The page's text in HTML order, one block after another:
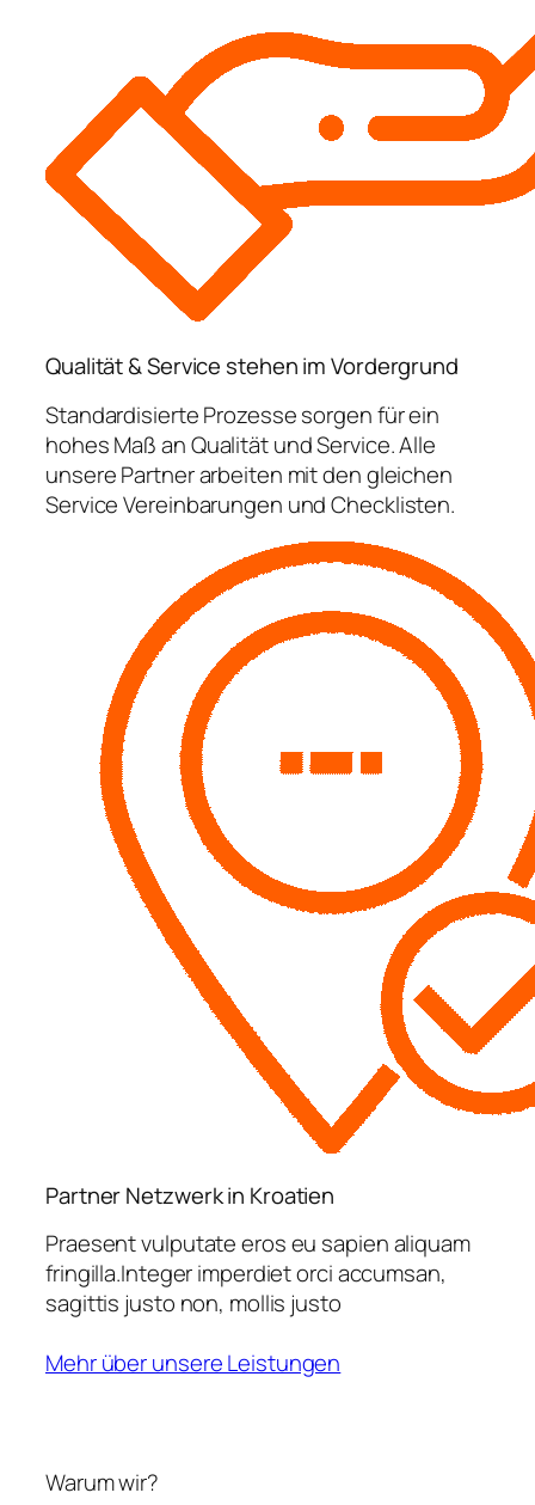
Qualität & Service stehen im Vordergrund
Standardisierte Prozesse sorgen für ein
hohes Maß an Qualität und Service. Alle
unsere Partner arbeiten mit den gleichen
Service Vereinbarungen und Checklisten.
Partner Netzwerk in Kroatien
Praesent vulputate eros eu sapien aliquam
fringilla.Integer imperdiet orci accumsan,
sagittis justo non, mollis justo
Mehr über unsere Leistungen
Warum wir?